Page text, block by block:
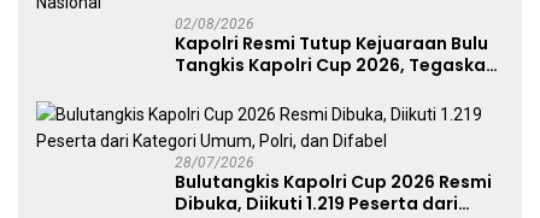
02/08/2026
Kapolri Resmi Tutup Kejuaraan Bulu
Tangkis Kapolri Cup 2026, Tegaskan
Atlet Nasional
28/07/2026
Bulutangkis Kapolri Cup 2026 Resmi
Dibuka, Diikuti 1.219 Peserta dari